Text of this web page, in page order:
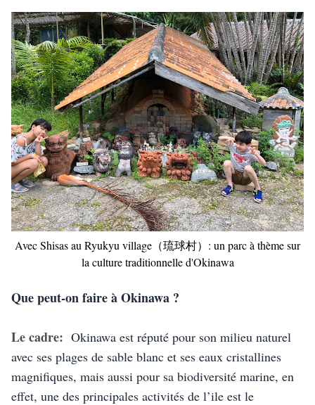
Avec Shisas au Ryukyu village（琉球村）: un parc à thème sur
la culture traditionnelle d'Okinawa
Que peut-on faire à Okinawa ?
Le cadre: Okinawa est réputé pour son milieu naturel
avec ses plages de sable blanc et ses eaux cristallines
magnifiques, mais aussi pour sa biodiversité marine, en
effet, une des principales activités de l’ile est le